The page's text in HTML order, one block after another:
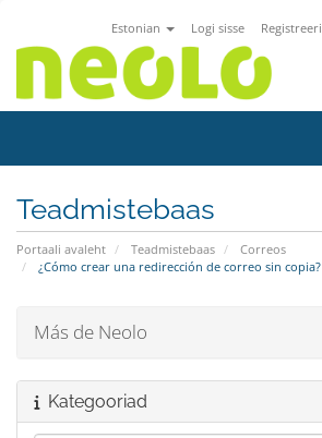
Estonian Logi sisse Registreeri
Teadmistebaas
Portaali avaleht Teadmistebaas
Correos
¿Cómo crear una redirección de correo sin copia?
Más de Neolo
Kategooriad